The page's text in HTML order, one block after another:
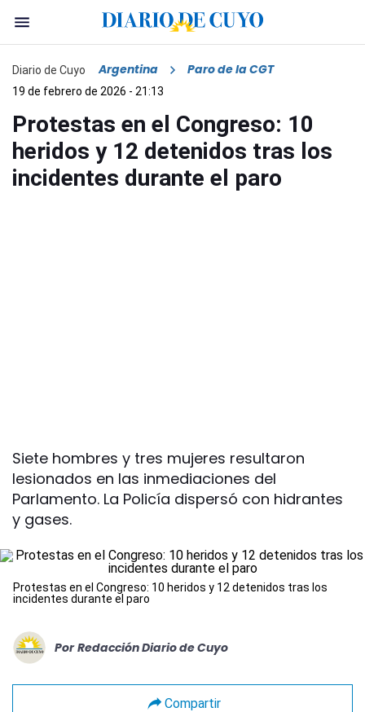
Diario de Cuyo Argentina Paro de la CGT
19 de febrero de 2026 - 21:13
Protestas en el Congreso: 10
heridos y 12 detenidos tras los
incidentes durante el paro
Siete hombres y tres mujeres resultaron
lesionados en las inmediaciones del
Parlamento. La Policía dispersó con hidrantes
y gases.
Protestas en el Congreso: 10 heridos y 12 detenidos tras los
incidentes durante el paro
Por Redacción Diario de Cuyo
Compartir